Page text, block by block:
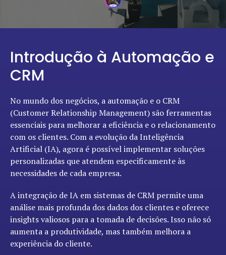
Introdução à Automação e
CRM
No mundo dos negócios, a automação e o CRM
(Customer Relationship Management) são ferramentas
essenciais para melhorar a eficiência e o relacionamento
com os clientes. Com a evolução da Inteligência
Artificial (IA), agora é possível implementar soluções
personalizadas que atendem especificamente às
necessidades de cada empresa.
A integração de IA em sistemas de CRM permite uma
análise mais profunda dos dados dos clientes e oferece
insights valiosos para a tomada de decisões. Isso não só
aumenta a produtividade, mas também melhora a
experiência do cliente.